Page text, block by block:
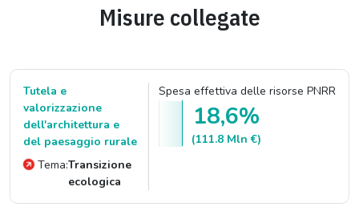
Misure collegate
Tutela e
valorizzazione
dell'architettura e
del paesaggio rurale
Tema:Transizione
ecologica
Spesa effettiva delle risorse PNRR
18,6%
(111.8 Mln €)